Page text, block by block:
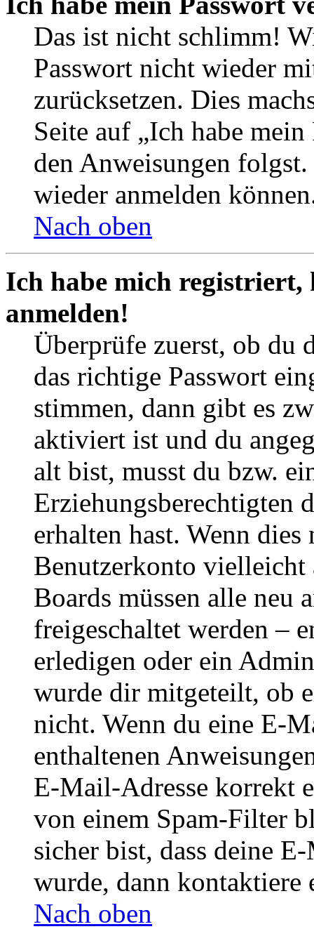
Das ist nicht schlimm!
Passwort nicht wieder
zurücksetzen. Dies
Seite auf „Ich habe
den Anweisungen
wieder anmelden
Nach oben
Ich habe mich
anmelden!
Überprüfe zuerst, ob du
das richtige Passwort
stimmen, dann gibt es
aktiviert ist und du
alt bist, musst du bzw.
Erziehungsberechtigten
erhalten hast. Wenn
Benutzerkonto
Boards müssen alle neu
freigeschaltet werden –
erledigen oder ein
wurde dir mitgeteilt, ob
nicht. Wenn du eine E-
enthaltenen
E-Mail-Adresse korrekt
von einem Spam-Filter
sicher bist, dass deine
wurde, dann kontaktiere
Nach oben